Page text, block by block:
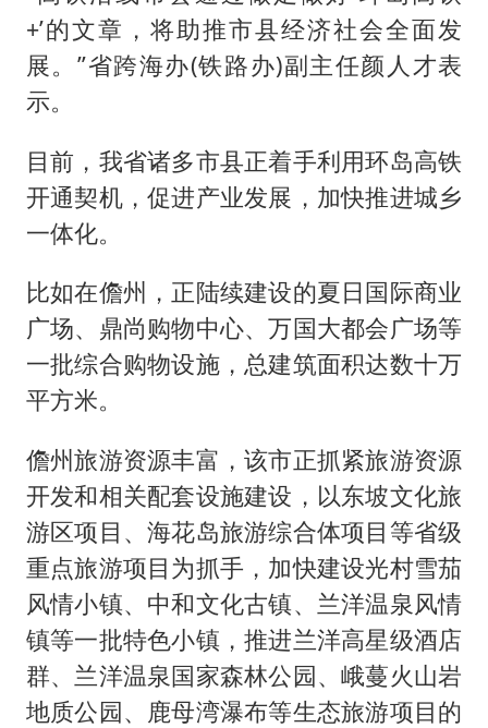
+’的文章，将助推市县经济社会全面发
展。”省跨海办(铁路办)副主任颜人才表
示。
目前，我省诸多市县正着手利用环岛高铁
开通契机，促进产业发展，加快推进城乡
一体化。
比如在儋州，正陆续建设的夏日国际商业
广场、鼎尚购物中心、万国大都会广场等
一批综合购物设施，总建筑面积达数十万
平方米。
儋州旅游资源丰富，该市正抓紧旅游资源
开发和相关配套设施建设，以东坡文化旅
游区项目、海花岛旅游综合体项目等省级
重点旅游项目为抓手，加快建设光村雪茄
风情小镇、中和文化古镇、兰洋温泉风情
镇等一批特色小镇，推进兰洋高星级酒店
群、兰洋温泉国家森林公园、峨蔓火山岩
地质公园、鹿母湾瀑布等生态旅游项目的